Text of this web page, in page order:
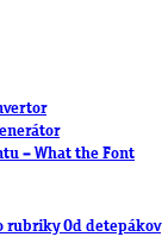
– What the Font
rubriky Od detepákov